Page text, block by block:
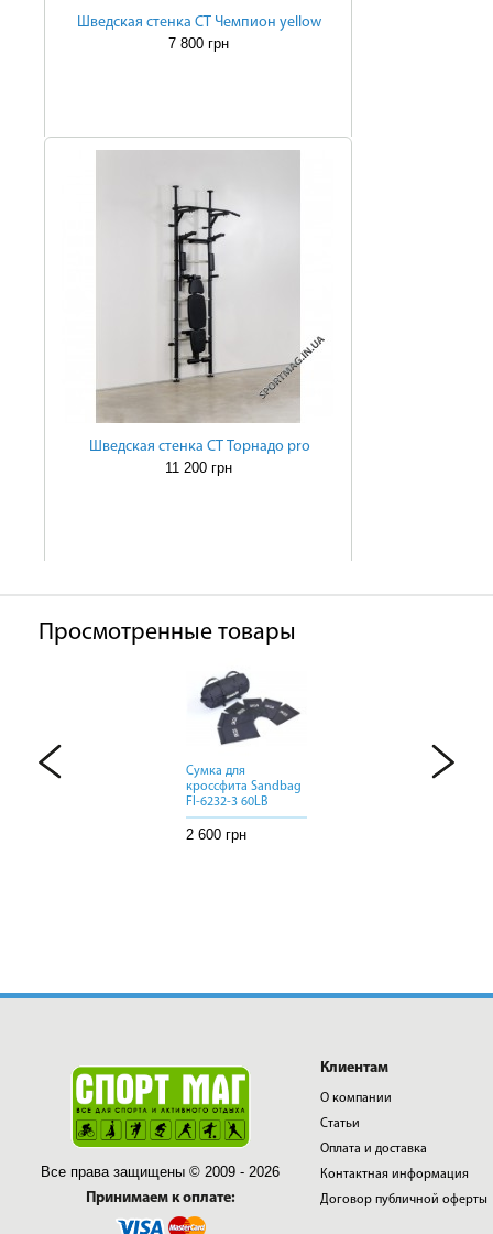
Шведская стенка СТ Чемпион yellow
7 800 грн
Шведская стенка СТ Торнадо pro
11 200 грн
Просмотренные товары
Сумка для
Сумка для
кроссфита Sandbag
FI-6232-3 60LB
2 600 грн
Все права защищены © 2009 - 2026
Принимаем к оплате:
Клиентам
О компании
Статьи
Оплата и доставка
Контактная информация
Договор публичной оферты